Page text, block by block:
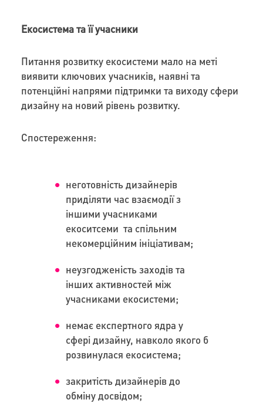
Екосистема та її учасники
Питання розвитку екосистеми мало на меті
виявити ключових учасників, наявні та
потенційні напрями підтримки та виходу сфери
дизайну на новий рівень розвитку.
Спостереження:
неготовність дизайнерів
приділяти час взаємодії з
іншими учасниками
екоситсеми та спільним
некомерційним ініціативам;
неузгодженість заходів та
інших активностей між
учасниками екосистеми;
немає експертного ядра у
сфері дизайну, навколо якого б
розвинулася екосистема;
закритість дизайнерів до
обміну досвідом;